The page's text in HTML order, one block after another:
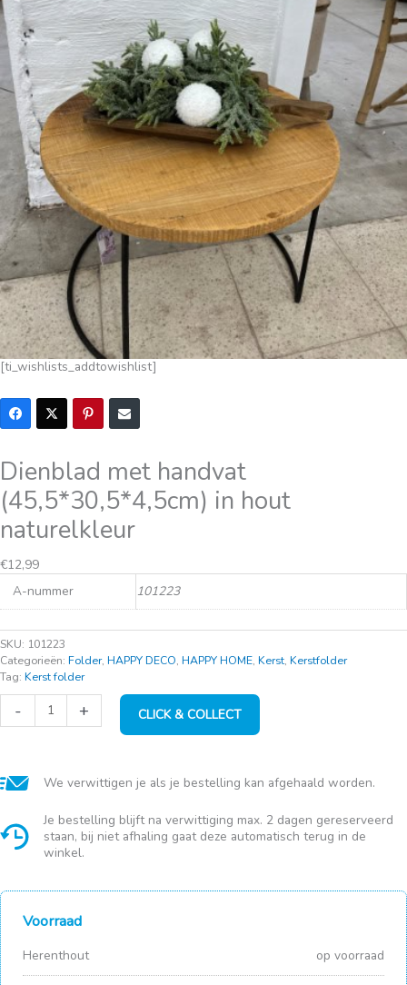
[ti_wishlists_addtowishlist]
Dienblad met handvat
(45,5*30,5*4,5cm) in hout
naturelkleur
Oorspronkelijke
prijs
was:
€22,95.
€12,99Huidige
prijs
is:
€12,99.
A-nummer 101223
SKU: 101223
Categorieën: Folder, HAPPY DECO, HAPPY HOME, Kerst, Kerstfolder
Tag: Kerst folder
-
Dienblad
met
hout
+ CLICK & COLLECT
We verwittigen je als je bestelling kan afgehaald worden.
Je bestelling blijft na verwittiging max. 2 dagen gereserveerd
staan, bij niet afhaling gaat deze automatisch terug in de
winkel.
Voorraad
Herenthout op voorraad